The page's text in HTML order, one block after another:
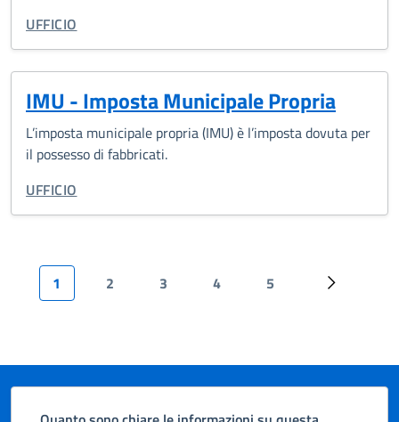
CATEGORIA CORRELATA:
UFFICIO
IMU - Imposta Municipale Propria
L’imposta municipale propria (IMU) è l’imposta dovuta per
il possesso di fabbricati.
CATEGORIA CORRELATA:
UFFICIO
Paginazione
1 2 3 4 5 Successiva